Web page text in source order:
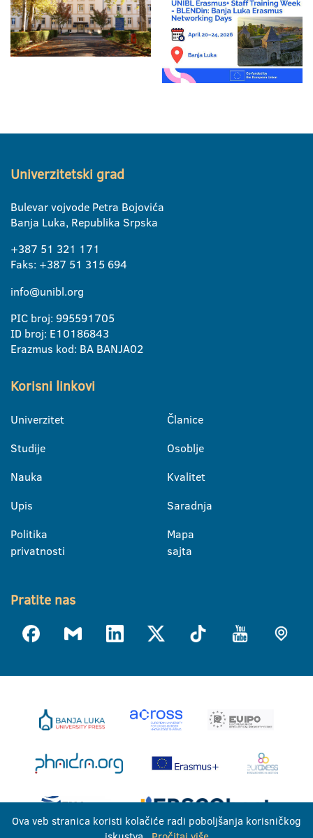
Univerzitetski grad
Bulevar vojvode Petra Bojovića
Banja Luka, Republika Srpska
+387 51 321 171
Faks: +387 51 315 694
info@unibl.org
PIC broj: 995591705
ID broj: E10186843
Erazmus kod: BA BANJA02
Korisni linkovi
Univerzitet
Studije
Nauka
Upis
Politika
privatnosti
Članice
Osoblje
Kvalitet
Saradnja
Mapa
sajta
Pratite nas
Ova veb stranica koristi kolačiće radi poboljšanja korisničkog